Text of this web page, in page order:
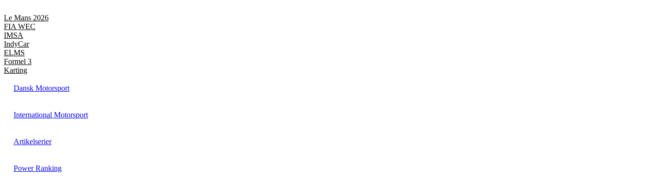
til
indhold
Le Mans 2026
FIA WEC
IMSA
IndyCar
ELMS
Formel 3
Karting
Dansk Motorsport
International Motorsport
Artikelserier
Power Ranking